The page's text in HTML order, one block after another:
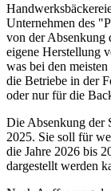
Unternehmen des
von der Absenkung
eigene Herstellung
was bei den
die Betriebe in der
oder nur für die
Die Absenkung der
2025. Sie soll für
die Jahre 2026 bis
dargestellt werden